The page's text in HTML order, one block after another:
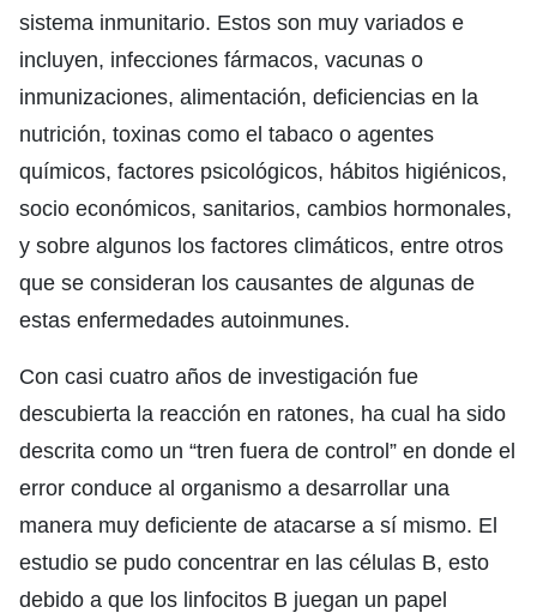
sistema inmunitario. Estos son muy variados e
incluyen, infecciones fármacos, vacunas o
inmunizaciones, alimentación, deficiencias en la
nutrición, toxinas como el tabaco o agentes
químicos, factores psicológicos, hábitos higiénicos,
socio económicos, sanitarios, cambios hormonales,
y sobre algunos los factores climáticos, entre otros
que se consideran los causantes de algunas de
estas enfermedades autoinmunes.
Con casi cuatro años de investigación fue
descubierta la reacción en ratones, ha cual ha sido
descrita como un “tren fuera de control” en donde el
error conduce al organismo a desarrollar una
manera muy deficiente de atacarse a sí mismo. El
estudio se pudo concentrar en las células B, esto
debido a que los linfocitos B juegan un papel